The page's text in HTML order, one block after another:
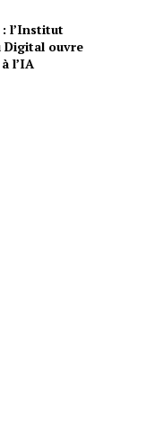
: l’Institut
Digital ouvre
l’IA